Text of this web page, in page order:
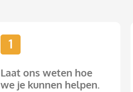
1
Laat ons weten hoe
we je kunnen helpen.